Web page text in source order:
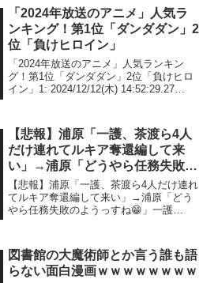
「2024年放送のアニメ」人気ラ
ンキング！第1位「ダンダダン」2
位「負けヒロイン」
「2024年放送のアニメ」人気ランキン
グ！第1位「ダンダダン」2位「負けヒロ
イン」1: 2024/12/12(木) 14:52:29.27
など、多数のアニメ...
【悲報】浦原「一護、茶渡ら4人
だけ連れてルキア奪還編して来
い」→浦原「どうやら任務失敗の
ようっすね😁」一護「😭」
【悲報】浦原「一護、茶渡ら4人だけ連れ
てルキア奪還編して来い」→浦原「どう
やら任務失敗のようっすね😁」一護
5: 2026/0...
図書館の大魔術師とか言う誰も語
らない面白漫画ｗｗｗｗｗｗｗｗ